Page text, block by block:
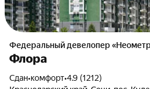
Федеральный девелопер
Флора
Сдан•комфорт•4.9 (1212)